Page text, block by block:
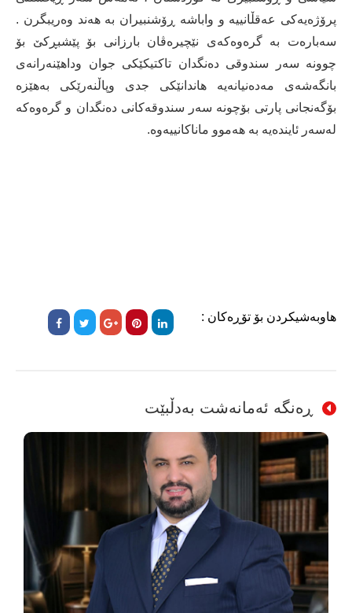
پرۆژەیەکی عەقڵانییە و واباشە ڕۆشنبیران بە هەند وەریبگرن .
سەبارەت بە گرەوەکەی نێچیرەڤان بارزانی بۆ پێشبڕکێ بۆ
چوونە سەر سندوقی دەنگدان تاکتیکێکی جوان وداهێنەرانەی
بانگەشەی مەدەنیانەیە هاندانێکی جدی وپاڵنەرێکی بەهێزە
بۆگەنجانی پارتی بۆچونە سەر سندوقەکانی دەنگدان و گرەوەکە
لەسەر ئایندەیە بە هەموو ماناکانییەوە.
هاوبەشیکردن بۆ تۆڕەکان :
ڕەنگە ئەمانەشت بەدڵبێت